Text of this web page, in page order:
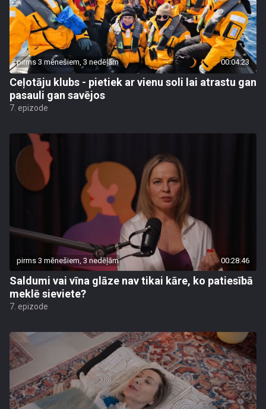
pirms 3 mēnešiem, 3 nedēļām 00:04:23
Ceļotāju klubs - pietiek ar vienu soli lai atrastu gan
pasauli gan savējos
7. epizode
pirms 3 mēnešiem, 3 nedēļām 00:28:46
Saldumi vai vīna glāze nav tikai kāre, ko patiesībā
meklē sieviete?
7. epizode